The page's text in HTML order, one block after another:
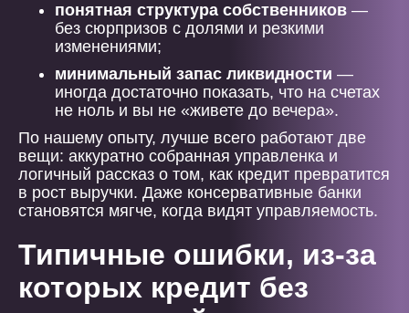
понятная структура собственников —
без сюрпризов с долями и резкими
изменениями;
минимальный запас ликвидности —
иногда достаточно показать, что на счетах
не ноль и вы не «живете до вечера».
По нашему опыту, лучше всего работают две
вещи: аккуратно собранная управленка и
логичный рассказ о том, как кредит превратится
в рост выручки. Даже консервативные банки
становятся мягче, когда видят управляемость.
Типичные ошибки, из-за
которых кредит без